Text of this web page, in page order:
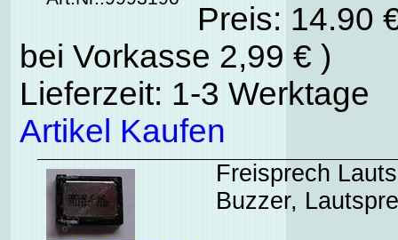
Preis: 14.90
bei Vorkasse 2,99 € )
Lieferzeit: 1-3 Werktage
Artikel Kaufen
Freisprech
Buzzer,